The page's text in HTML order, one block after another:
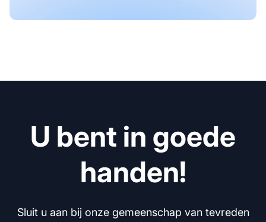
U bent in goede
handen!
Sluit u aan bij onze gemeenschap van tevreden